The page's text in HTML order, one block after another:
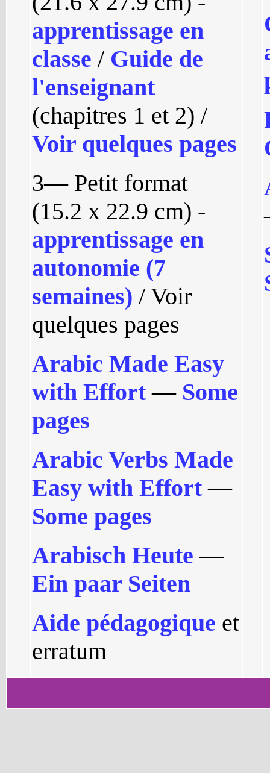
apprentissage en
classe / Guide de
l'enseignant
(chapitres 1 et 2) /
Voir quelques pages
3— Petit format
(15.2 x 22.9 cm) -
apprentissage en
autonomie (7
semaines) / Voir
quelques pages
Arabic Made Easy
with Effort— Some
pages
Arabic Verbs Made
Easy with Effort—
Some pages
Arabisch Heute —
Ein paar Seiten
Aide pédagogique et
erratum